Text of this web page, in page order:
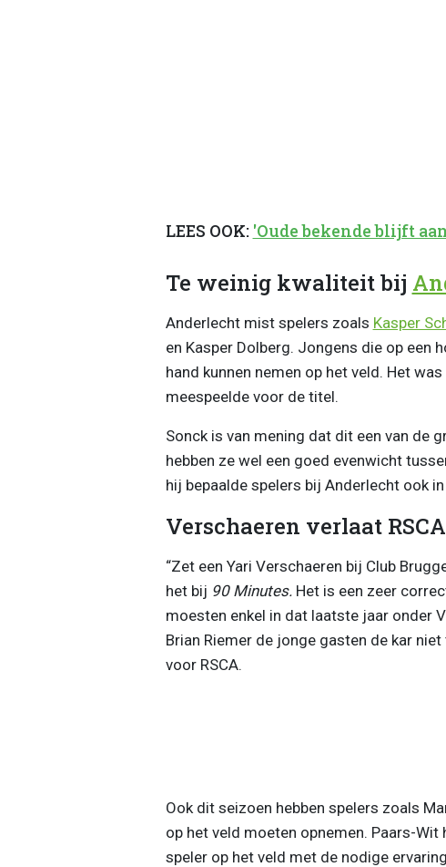
LEES OOK: 'Oude bekende blijft
Te weinig kwaliteit bij
Anderlecht mist spelers zoals Kasper
en Kasper Dolberg. Jongens die op een
hand kunnen nemen op het veld. Het
meespeelde voor de titel.
Sonck is van mening dat dit een van de
hebben ze wel een goed evenwicht
hij bepaalde spelers bij Anderlecht ook
Verschaeren verlaat RSCA
“Zet een Yari Verschaeren bij Club
het bij 90 Minutes.Het is een zeer
moesten enkel in dat laatste jaar onder
Brian Riemer de jonge gasten de kar
voor RSCA.
Ook dit seizoen hebben spelers zoals
op het veld moeten opnemen. Paars-
speler op het veld met de nodige